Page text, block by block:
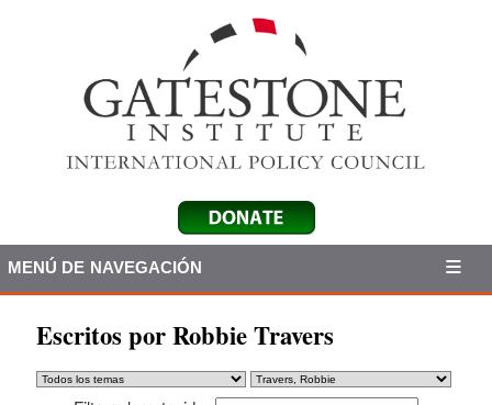
MENÚ DE NAVEGACIÓN
Escritos por Robbie Travers